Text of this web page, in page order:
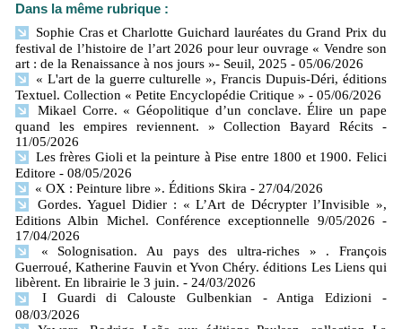
Dans la même rubrique :
Sophie Cras et Charlotte Guichard lauréates du Grand Prix du
festival de l’histoire de l’art 2026 pour leur ouvrage « Vendre son
art : de la Renaissance à nos jours »- Seuil, 2025 - 05/06/2026
« L'art de la guerre culturelle », Francis Dupuis-Déri, éditions
Textuel. Collection « Petite Encyclopédie Critique » - 05/06/2026
Mikael Corre. « Géopolitique d’un conclave. Élire un pape
quand les empires reviennent. » Collection Bayard Récits
-
11/05/2026
Les frères Gioli et la peinture à Pise entre 1800 et 1900. Felici
Editore - 08/05/2026
« OX : Peinture libre ». Éditions Skira - 27/04/2026
Gordes. Yaguel Didier : « L’Art de Décrypter l’Invisible »,
Editions Albin Michel. Conférence exceptionnelle 9/05/2026 -
17/04/2026
« Solognisation. Au pays des ultra-riches » . François
Guerroué, Katherine Fauvin et Yvon Chéry. éditions Les Liens qui
libèrent. En librairie le 3 juin. - 24/03/2026
I Guardi di Calouste Gulbenkian - Antiga Edizioni
-
08/03/2026